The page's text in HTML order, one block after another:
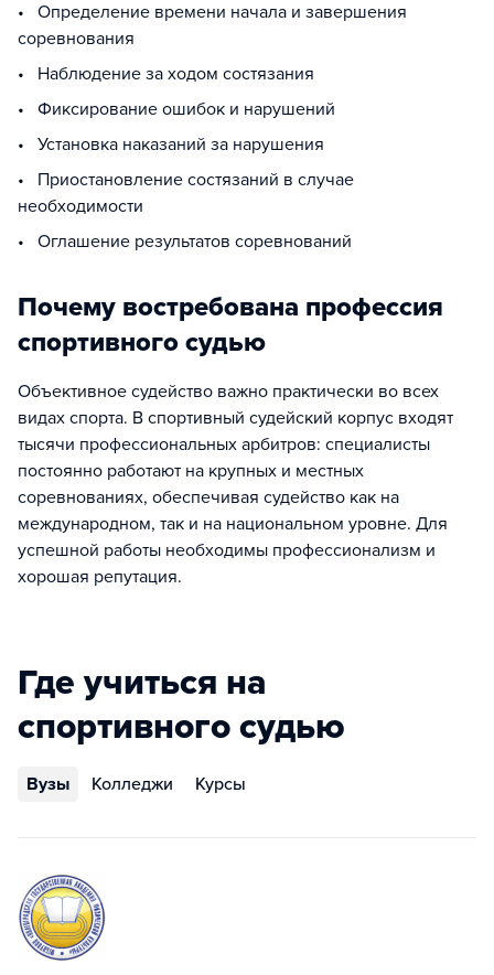
• Определение времени начала и завершения
соревнования
• Наблюдение за ходом состязания
• Фиксирование ошибок и нарушений
• Установка наказаний за нарушения
• Приостановление состязаний в случае
необходимости
• Оглашение результатов соревнований
Почему востребована профессия
спортивного судью
Объективное судейство важно практически во всех
видах спорта. В спортивный судейский корпус входят
тысячи профессиональных арбитров: специалисты
постоянно работают на крупных и местных
соревнованиях, обеспечивая судейство как на
международном, так и на национальном уровне. Для
успешной работы необходимы профессионализм и
хорошая репутация.
Где учиться на
спортивного судью
Вузы Колледжи Курсы